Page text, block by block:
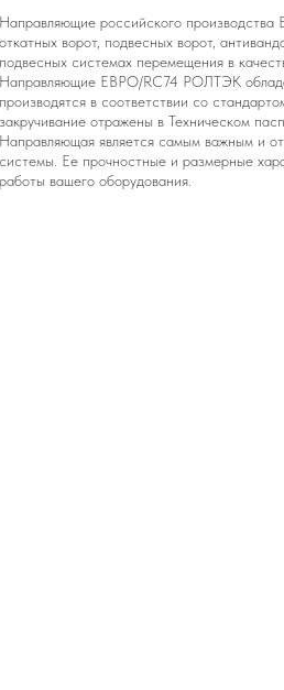
Направляющие российского
откатных ворот, подвесных ворот,
подвесных системах перемещения в
Направляющие ЕВРО/RC74 РОЛТЭК
производятся в соответствии со
закручивание отражены в Техническом
Направляющая является самым важным и
системы. Ее прочностные и размерные
работы вашего оборудования.